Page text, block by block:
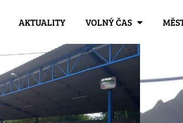
AKTUALITY VOLNÝ ČAS